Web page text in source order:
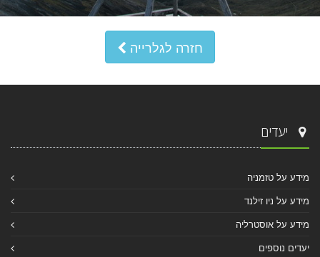
חזרה לגלרייה
יעדים
מידע על טזמניה
מידע על ניו זילנד
מידע על אוסטרליה
יעדים נוספים